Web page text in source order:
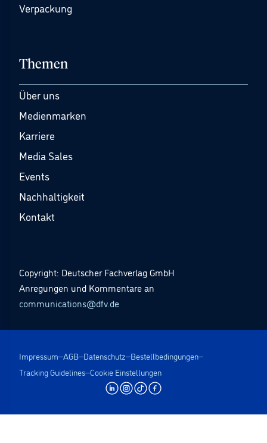
Verpackung
Themen
Über uns
Medienmarken
Karriere
Media Sales
Events
Nachhaltigkeit
Kontakt
Copyright: Deutscher Fachverlag GmbH
Anregungen und Kommentare an
communications@dfv.de
Impressum AGB Datenschutz Bestellbedingungen
Tracking Guidelines Cookie Einstellungen